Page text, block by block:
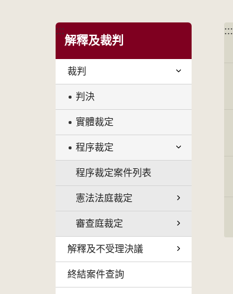
:::
解釋及裁判
裁判
判決
實體裁定
程序裁定
程序裁定案件列表
憲法法庭裁定
審查庭裁定
解釋及不受理決議
終結案件查詢
:::